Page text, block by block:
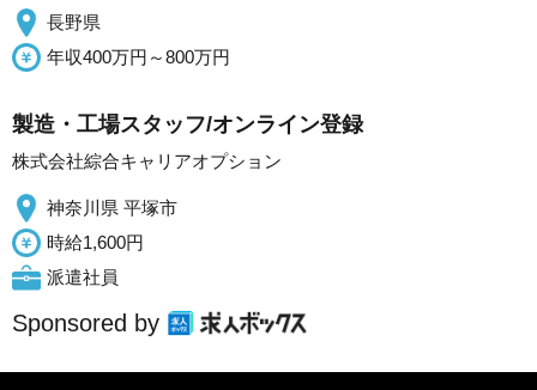
長野県
年収400万円～800万円
製造・工場スタッフ/オンライン登録
株式会社綜合キャリアオプション
神奈川県 平塚市
時給1,600円
派遣社員
Sponsored by